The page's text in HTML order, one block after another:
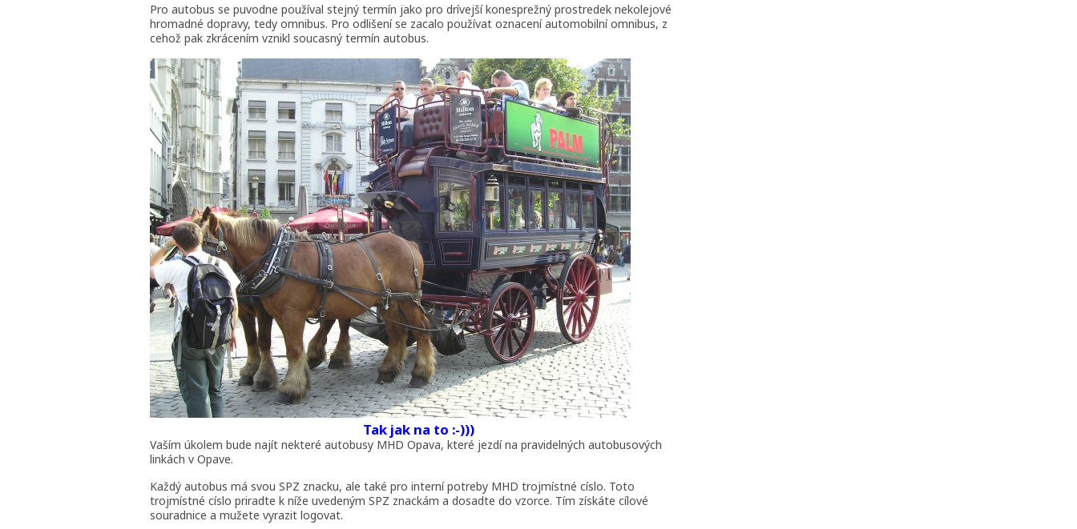
Pro autobus se puvodne používal stejný termín jako pro drívejší konesprežný prostredek nekolejové
hromadné dopravy, tedy omnibus. Pro odlišení se zacalo používat oznacení automobilní omnibus, z
cehož pak zkrácením vznikl soucasný termín autobus.
Tak jak na to :-)))
Vaším úkolem bude najít nekteré autobusy MHD Opava, které jezdí na pravidelných autobusových
linkách v Opave.
Každý autobus má svou SPZ znacku, ale také pro interní potreby MHD trojmístné císlo. Toto
trojmístné císlo priradte k níže uvedeným SPZ znackám a dosadte do vzorce. Tím získáte cílové
souradnice a mužete vyrazit logovat.